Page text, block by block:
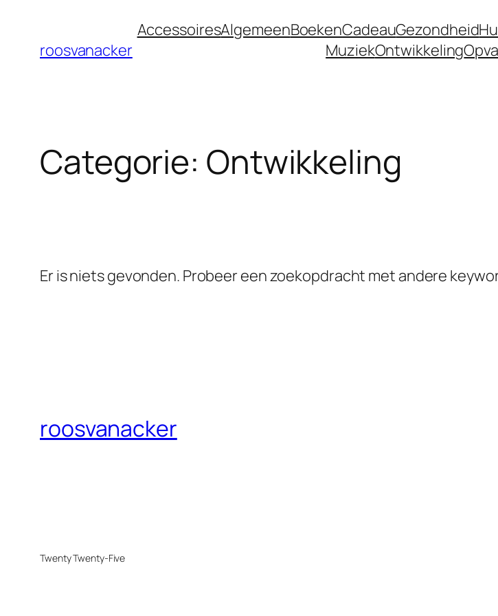
roosvanacker
AccessoiresAlgemeenBoekenCadeauGezondheid
MuziekOntwikkeling
Categorie: Ontwikkeling
Er is niets gevonden. Probeer een zoekopdracht met andere
roosvanacker
Twenty Twenty-Five